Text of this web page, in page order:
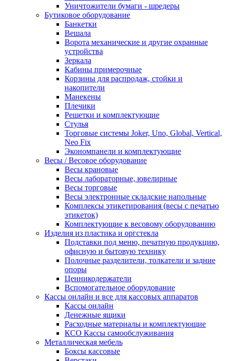
Уничтожители бумаги - шредеры
Бутиковое оборудование
Банкетки
Вешала
Ворота механические и другие охранные
устройства
Зеркала
Кабины примерочные
Корзины для распродаж, стойки и
накопители
Манекены
Плечики
Решетки и комплектующие
Стулья
Торговые системы Joker, Uno, Global, Vertical,
Neo Fix
Экономпанели и комплектующие
Весы / Весовое оборудование
Весы крановые
Весы лабораторные, ювелирные
Весы торговые
Весы электронные складские напольные
Комплексы этикетирования (весы с печатью
этикеток)
Комплектующие к весовому оборудованию
Изделия из пластика и оргстекла
Подставки под меню, печатную продукцию,
офисную и бытовую технику
Полочные разделители, толкатели и задние
опоры
Ценникодержатели
Вспомогательное оборудование
Кассы онлайн и все для кассовых аппаратов
Кассы онлайн
Денежные ящики
Расходные материалы и комплектующие
КСО Кассы самообслуживания
Металлическая мебель
Боксы кассовые